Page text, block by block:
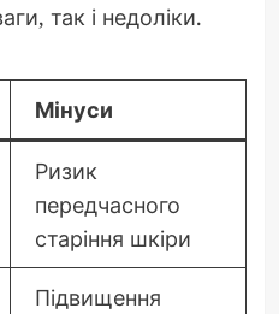
так і недоліки.
Мінуси
Ризик
передчасного
старіння шкіри
Підвищення